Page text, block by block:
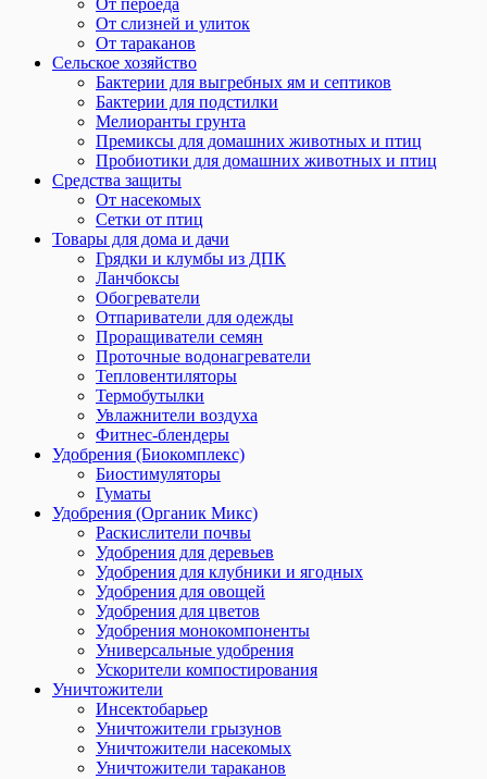
От пероеда
От слизней и улиток
От тараканов
Сельское хозяйство
Бактерии для выгребных ям и септиков
Бактерии для подстилки
Мелиоранты грунта
Премиксы для домашних животных и птиц
Пробиотики для домашних животных и птиц
Средства защиты
От насекомых
Сетки от птиц
Товары для дома и дачи
Грядки и клумбы из ДПК
Ланчбоксы
Обогреватели
Отпариватели для одежды
Проращиватели семян
Проточные водонагреватели
Тепловентиляторы
Термобутылки
Увлажнители воздуха
Фитнес-блендеры
Удобрения (Биокомплекс)
Биостимуляторы
Гуматы
Удобрения (Органик Микс)
Раскислители почвы
Удобрения для деревьев
Удобрения для клубники и ягодных
Удобрения для овощей
Удобрения для цветов
Удобрения монокомпоненты
Универсальные удобрения
Ускорители компостирования
Уничтожители
Инсектобарьер
Уничтожители грызунов
Уничтожители насекомых
Уничтожители тараканов